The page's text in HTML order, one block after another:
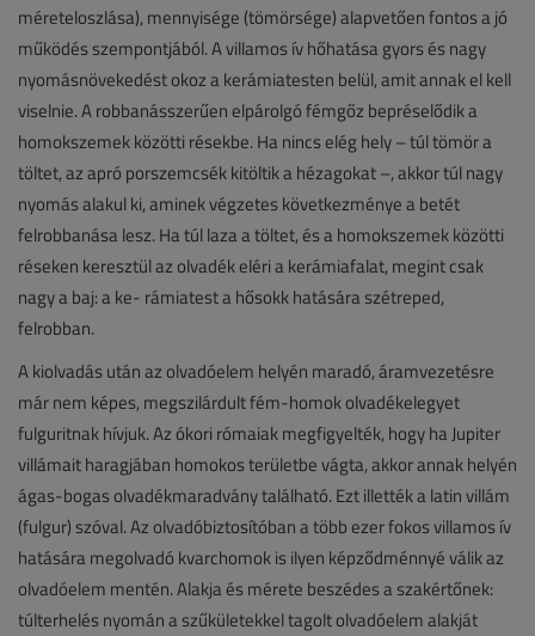
méreteloszlása), mennyisége (tömörsége) alapvetően fontos a jó
működés szempontjából. A villamos ív hőhatása gyors és nagy
nyomásnövekedést okoz a kerámiatesten belül, amit annak el kell
viselnie. A robbanásszerűen elpárolgó fémgőz bepréselődik a
homokszemek közötti résekbe. Ha nincs elég hely – túl tömör a
töltet, az apró porszemcsék kitöltik a hézagokat –, akkor túl nagy
nyomás alakul ki, aminek végzetes következménye a betét
felrobbanása lesz. Ha túl laza a töltet, és a homokszemek közötti
réseken keresztül az olvadék eléri a kerámiafalat, megint csak
nagy a baj: a ke- rámiatest a hősokk hatására szétreped,
felrobban.
A kiolvadás után az olvadóelem helyén maradó, áramvezetésre
már nem képes, megszilárdult fém-homok olvadékelegyet
fulguritnak hívjuk. Az ókori rómaiak megfigyelték, hogy ha Jupiter
villámait haragjában homokos területbe vágta, akkor annak helyén
ágas-bogas olvadékmaradvány található. Ezt illették a latin villám
(fulgur) szóval. Az olvadóbiztosítóban a több ezer fokos villamos ív
hatására megolvadó kvarchomok is ilyen képződménnyé válik az
olvadóelem mentén. Alakja és mérete beszédes a szakértőnek:
túlterhelés nyomán a szűkületekkel tagolt olvadóelem alakját